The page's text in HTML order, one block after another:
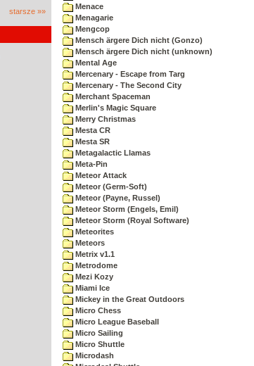
starsze »»
Menace
Menagarie
Mengcop
Mensch ärgere Dich nicht (Gonzo)
Mensch ärgere Dich nicht (unknown)
Mental Age
Mercenary - Escape from Targ
Mercenary - The Second City
Merchant Spaceman
Merlin's Magic Square
Merry Christmas
Mesta CR
Mesta SR
Metagalactic Llamas
Meta-Pin
Meteor Attack
Meteor (Germ-Soft)
Meteor (Payne, Russel)
Meteor Storm (Engels, Emil)
Meteor Storm (Royal Software)
Meteorites
Meteors
Metrix v1.1
Metrodome
Mezi Kozy
Miami Ice
Mickey in the Great Outdoors
Micro Chess
Micro League Baseball
Micro Sailing
Micro Shuttle
Microdash